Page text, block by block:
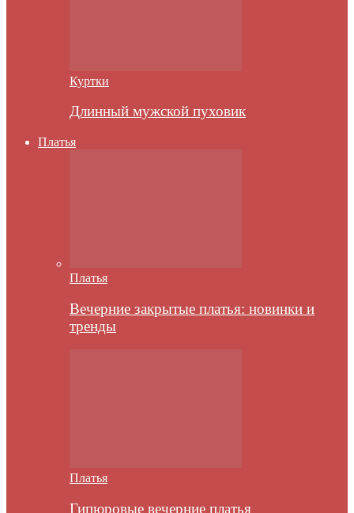
Куртки
Длинный мужской пуховик
Платья
Платья
Вечерние закрытые платья: новинки и
тренды
Платья
Гипюровые вечерние платья